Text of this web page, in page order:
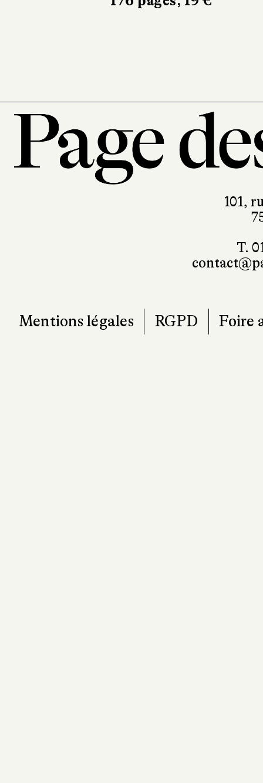
La Manufacture de
101,
T.
Mentions légales RGPD Foire